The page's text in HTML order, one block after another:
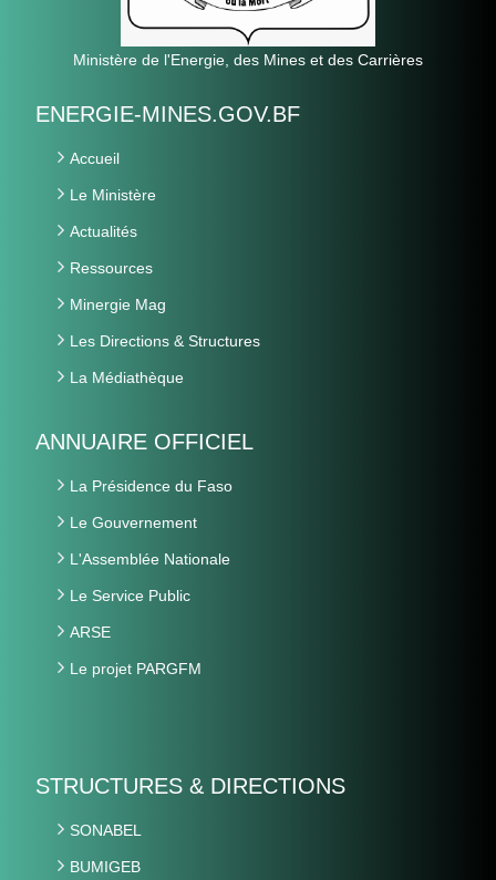
Ministère de l'Energie, des Mines et des Carrières
ENERGIE-MINES.GOV.BF
Accueil
Le Ministère
Actualités
Ressources
Minergie Mag
Les Directions & Structures
La Médiathèque
ANNUAIRE OFFICIEL
La Présidence du Faso
Le Gouvernement
L'Assemblée Nationale
Le Service Public
ARSE
Le projet PARGFM
STRUCTURES & DIRECTIONS
SONABEL
BUMIGEB